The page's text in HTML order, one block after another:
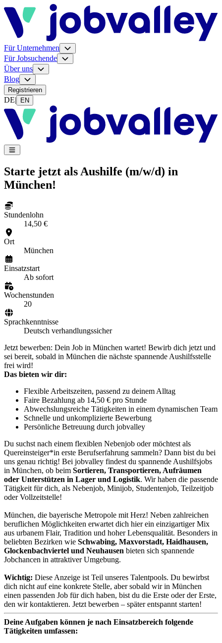
Für Unternehmen
Für Jobsuchende
Über uns
Blog
Registrieren
DE| EN
Starte jetzt als Aushilfe (m/w/d) in
München!
Stundenlohn
14,50 €
Ort
München
Einsatzstart
Ab sofort
Wochenstunden
20
Sprachkenntnisse
Deutsch verhandlungssicher
Jetzt bewerben: Dein Job in München wartet! Bewirb dich jetzt und
sei bereit, sobald in München die nächste spannende Aushilfsstelle
frei wird!
Das bieten wir dir:
Flexible Arbeitszeiten, passend zu deinem Alltag
Faire Bezahlung ab 14,50 € pro Stunde
Abwechslungsreiche Tätigkeiten in einem dynamischen Team
Schnelle und unkomplizierte Bewerbung
Persönliche Betreuung durch jobvalley
Du suchst nach einem flexiblen Nebenjob oder möchtest als
Quereinsteiger*in erste Berufserfahrung sammeln? Dann bist du bei
uns genau richtig! Bei jobvalley findest du spannende Aushilfsjobs
in München, ob beim Sortieren, Transportieren, Aufräumen
oder Unterstützen in Lager und Logistik. Wir haben die passende
Tätigkeit für dich, als Nebenjob, Minijob, Studentenjob, Teilzeitjob
oder Vollzeitstelle!
München, die bayerische Metropole mit Herz! Neben zahlreichen
beruflichen Möglichkeiten erwartet dich hier ein einzigartiger Mix
aus urbanem Flair, Tradition und hoher Lebensqualität. Besonders in
beliebten Bezirken wie Schwabing, Maxvorstadt, Haidhausen,
Glockenbachviertel und Neuhausen bieten sich spannende
Jobchancen in attraktiver Umgebung.
Wichtig: Diese Anzeige ist Teil unseres Talentpools. Du bewirbst
dich nicht auf eine konkrete Stelle, aber sobald wir in München
einen passenden Job für dich haben, bist du die Erste oder der Erste,
den wir kontaktieren. Jetzt bewerben – später entspannt starten!
Deine Aufgaben können je nach Einsatzbereich folgende
Tätigkeiten umfassen: